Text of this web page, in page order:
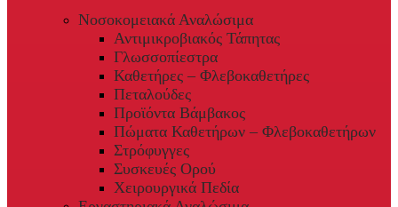
Νοσοκομειακά Αναλώσιμα
Αντιμικροβιακός Τάπητας
Γλωσσοπίεστρα
Καθετήρες – Φλεβοκαθετήρες
Πεταλούδες
Προϊόντα Βάμβακος
Πώματα Καθετήρων – Φλεβοκαθετήρων
Στρόφυγγες
Συσκευές Ορού
Χειρουργικά Πεδία